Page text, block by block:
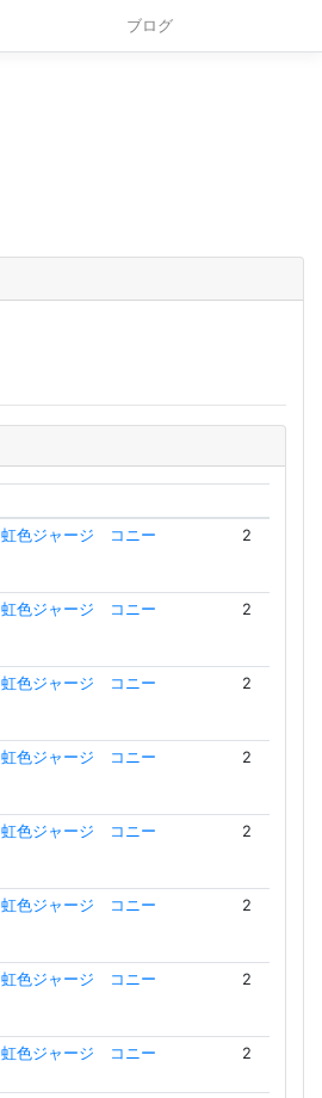
ブログ
虹色ジャージ コニー 2
虹色ジャージ コニー 2
虹色ジャージ コニー 2
虹色ジャージ コニー 2
虹色ジャージ コニー 2
虹色ジャージ コニー 2
虹色ジャージ コニー 2
虹色ジャージ コニー 2